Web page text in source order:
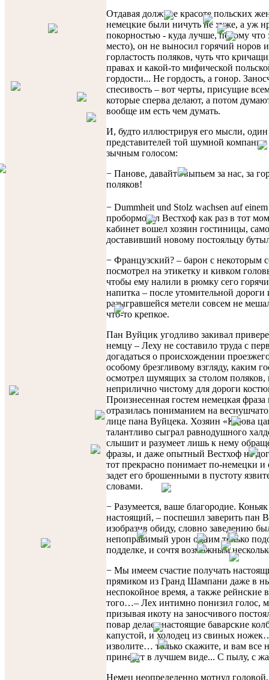
Отдавая должное красоте польских
немецкие были ничуть не хуже, а уж
покорностью - куда лучше, потому что
место), он не выносил горячий норов и
горластость поляков, чуть что
правах и какой-то мифической
гордости... Не гордость, а гонор.
спесивость – вот черты, присущие
которые сперва делают, а потом
вообще им есть чем думать.
И, будто иллюстрируя его мысли, один
представителей той шумной компании
зычным голосом:
− Панове, давайте выпьем за нас, за
поляков!
− Dummheit und Stolz wachsen auf
пробормотал Вестхоф как раз в тот
кабинет вошел хозяин гостиницы,
доставивший новому постояльцу
− Французский? – барон с некоторым
посмотрел на этикетку и кивком
чтобы ему налили в рюмку сего
напитка – после утомительной дороги
разыгравшейся метели совсем не
что-то крепкое.
Пан Вуйцик угодливо закивал
немцу – Леху не составило труда с
догадаться о происхождении
особому брезгливому взгляду, каким
осмотрел шумящих за столом поляков,
неприлично чистому для дороги
Произнесенная гостем немецкая фраза
отразилась пониманием на
лице пана Вуйцека. Хозяин «Клюва
талантливо сыграл равнодушного
слышит и разумеет лишь к нему
фразы, и даже опытный Вестхоф не
тот прекрасно понимает по-немецки и
задет его брошенными в пустоту
словами.
− Разумеется, ваше благородие.
настоящий, – поспешил заверить пан
изобразив обиду, словно заведению
непоправимый урон одним только
подделке, и сочтя возможным
− Мы имеем счастие получать
прямиком из Гранд Шампани даже в
неспокойное время, а также рейнские
того…– Лех интимно понизил голос,
призывая икоту на заносчивого
повар делает настоящие баварские
капустой, и холодец из свиных
изволите… только скажите, и вам все
принесут в лучшем виде... С пылу, с
Немец неопределенно мотнул